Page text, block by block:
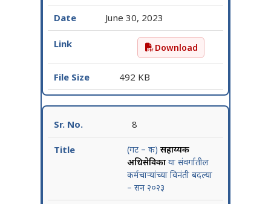
June 30, 2023
परिचर्या संवर्गातील
Download
492 KB
8
(गट – क) सहाय्यक
अधिसेविकाया संवर्गातील
कर्मचाऱ्यांच्या विनंती बदल्या
– सन २०२३